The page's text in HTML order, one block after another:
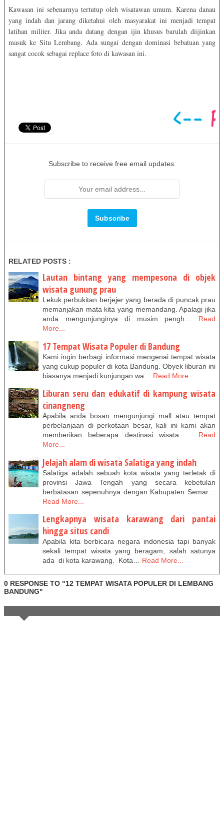
Kawasan ini sebenarnya tertutup oleh wisatawan umum. Karena danau
yang indah dan jarang diketahui oleh masyarakat ini menjadi tempat
latihan militer. Jika anda datang dengan ijin khusus barulah diijinkan
masuk ke Situ Lembang. Ada sungai dengan dominasi bebatuan yang
sangat cocok sebagai replace foto di kawasan ini.
Subscribe to receive free email updates:
RELATED POSTS :
Lautan bintang yang mempesona di objek
wisata gunung prau
Lekuk perbukitan berjejer yang berada di puncak prau
memanjakan mata kita yang memandang. Apalagi jika
anda mengunjunginya di musim pengh…
Read
More...
17 Tempat Wisata Populer di Bandung
Kami ingin berbagi informasi mengenai tempat wisata
yang cukup populer di kota Bandung. Obyek liburan ini
biasanya menjadi kunjungan wa…
Read More...
Liburan seru dan edukatif di kampung wisata
cinangneng
Apabila anda bosan mengunjungi mall atau tempat
perbelanjaan di perkotaan besar, kali ini kami akan
memberikan beberapa destinasi wisata …
Read
More...
Jelajah alam di wisata Salatiga yang indah
Salatiga adalah sebuah kota wisata yang terletak di
provinsi Jawa Tengah yang secara kebetulan
berbatasan sepenuhnya dengan Kabupaten Semar…
Read More...
Lengkapnya wisata karawang dari pantai
hingga situs candi
Apabila kita berbicara negara indonesia tapi banyak
sekali tempat wisata yang beragam, salah satunya
ada di kota karawang. Kota…
Read More...
0 RESPONSE TO "12 TEMPAT WISATA POPULER DI LEMBANG
BANDUNG"